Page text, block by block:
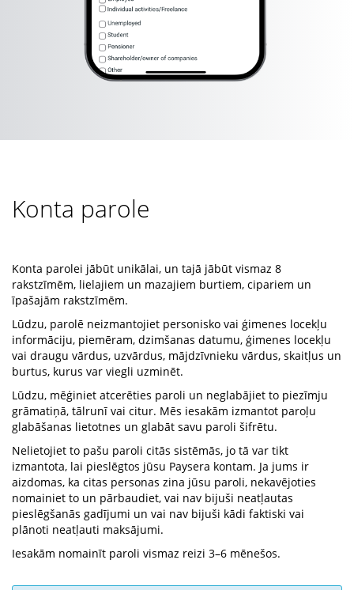
Konta parole
Konta parolei jābūt unikālai, un tajā jābūt vismaz 8
rakstzīmēm, lielajiem un mazajiem burtiem, cipariem un
īpašajām rakstzīmēm.
Lūdzu, parolē neizmantojiet personisko vai ģimenes locekļu
informāciju, piemēram, dzimšanas datumu, ģimenes locekļu
vai draugu vārdus, uzvārdus, mājdzīvnieku vārdus, skaitļus un
burtus, kurus var viegli uzminēt.
Lūdzu, mēģiniet atcerēties paroli un neglabājiet to piezīmju
grāmatiņā, tālrunī vai citur. Mēs iesakām izmantot paroļu
glabāšanas lietotnes un glabāt savu paroli šifrētu.
Nelietojiet to pašu paroli citās sistēmās, jo tā var tikt
izmantota, lai pieslēgtos jūsu Paysera kontam. Ja jums ir
aizdomas, ka citas personas zina jūsu paroli, nekavējoties
nomainiet to un pārbaudiet, vai nav bijuši neatļautas
pieslēgšanās gadījumi un vai nav bijuši kādi faktiski vai
plānoti neatļauti maksājumi.
Iesakām nomainīt paroli vismaz reizi 3–6 mēnešos.